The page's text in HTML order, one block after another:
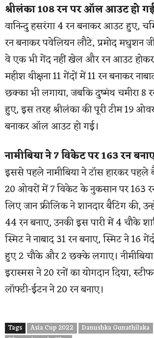
श्रीलंका 108 रन पर ऑल आउट हो
वानिन्दु हसरंगा 4 रन बनाकर आउट हुए,
रन बनाकर पवेलियन लौटे, प्रमोद मधुशन
वे एक भी गेंद नहीं खेल और रन आउट
महीश थीक्षना 11 गेंदों में 11 रन बनाकर
छक्का भी लगाया, जबकि दुष्मंथ चमीरा 8
हुए, इस तरह श्रीलंका की पूरी टीम 19
बनाकर ऑल आउट हो गई।
नामीबिया ने 7 विकेट पर 163 रन
इससे पहले नामीबिया ने टॉस हारकर
20 ओवरों में 7 विकेट के नुकसान पर 163
लिए जान फ्रीलिंक ने शानदार बैटिंग की,
44 रन बनाए, उनकी इस पारी में 4 चौके
स्मिट ने नाबाद 31 रन बनाए, स्मिट ने 16
हुए 2 चौके और 2 छक्के लगाए। नीमीबिया
इरास्मस ने 20 रनों का योगदान दिया,
लॉफ्टी-ईटन ने 20 रन बनाए।
Tags Asia Cup 2022
Danushka Gunathilaka